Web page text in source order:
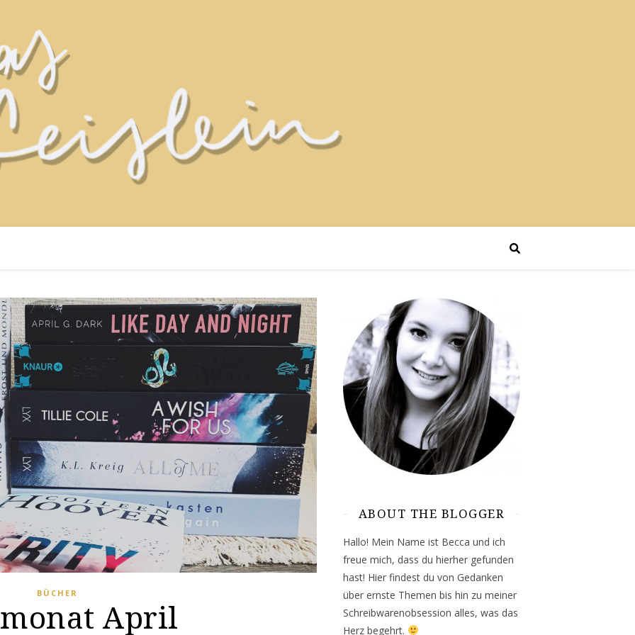
BÜCHER
April
ABOUT THE BLOGGER
Hallo! Mein Name ist Becca und ich
freue mich, dass du hierher gefunden
hast! Hier findest du von Gedanken
über ernste Themen bis hin zu meiner
Schreibwarenobsession alles, was das
Herz begehrt.